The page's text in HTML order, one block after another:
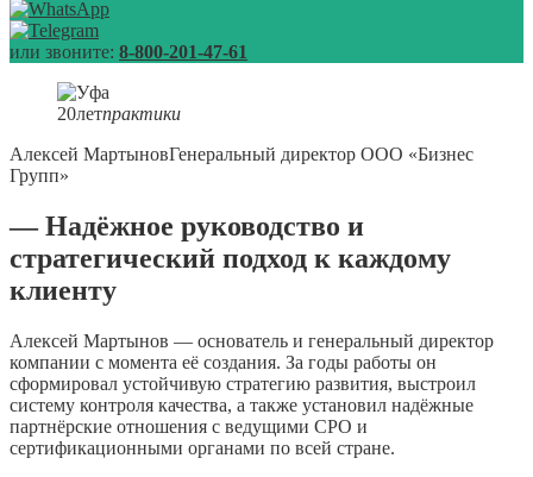
или звоните: 8-800-201-47-61
20летпрактики
Алексей МартыновГенеральный директор ООО «Бизнес
Групп»
— Надёжное руководство и
стратегический подход к каждому
клиенту
Алексей Мартынов — основатель и генеральный директор
компании с момента её создания. За годы работы он
сформировал устойчивую стратегию развития, выстроил
систему контроля качества, а также установил надёжные
партнёрские отношения с ведущими СРО и
сертификационными органами по всей стране.